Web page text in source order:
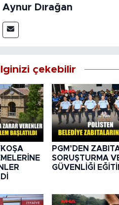
Aynur Dırağan
çekebilir
PGM’DEN
SORUŞTURMA
GÜVENLİĞİ